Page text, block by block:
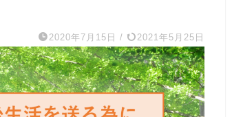
2020年7月15日 / 2021年5月25日